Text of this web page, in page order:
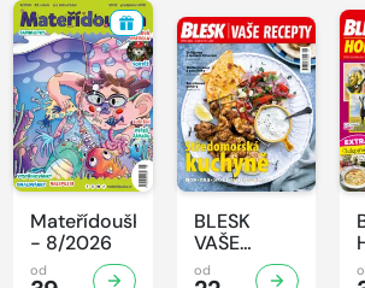
Mateřídouška
- 8/2026
od
BLESK
VAŠE
RECEPTY -
od